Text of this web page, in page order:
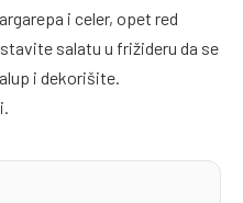
i celer, opet red
salatu u frižideru da se
i dekorišite.